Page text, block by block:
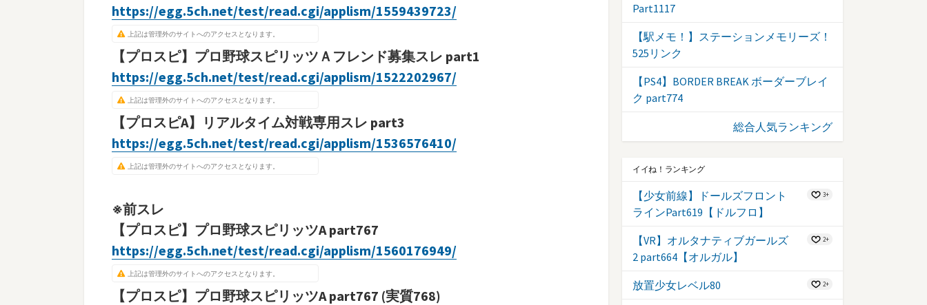
https://egg.5ch.net/test/read.cgi/applism/1559439723/
上記は管理外のサイトへのアクセスとなります。
【プロスピ】プロ野球スピリッツＡフレンド募集スレ part1
https://egg.5ch.net/test/read.cgi/applism/1522202967/
上記は管理外のサイトへのアクセスとなります。
【プロスピA】リアルタイム対戦専用スレ part3
https://egg.5ch.net/test/read.cgi/applism/1536576410/
上記は管理外のサイトへのアクセスとなります。
※前スレ
【プロスピ】プロ野球スピリッツA part767
https://egg.5ch.net/test/read.cgi/applism/1560176949/
上記は管理外のサイトへのアクセスとなります。
【プロスピ】プロ野球スピリッツA part767 (実質768)
Part1117
【駅メモ！】ステーションメモリーズ！
525リンク
【PS4】BORDER BREAK ボーダーブレイ
ク part774
総合人気ランキング
イイね！ランキング
【少女前線】ドールズフロント
ラインPart619【ドルフロ】
3+
【VR】オルタナティブガールズ
2 part664【オルガル】
2+
放置少女レベル80 2+